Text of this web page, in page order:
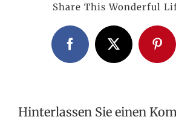
Share This Wonderful
FacebookX
Hinterlassen Sie einen